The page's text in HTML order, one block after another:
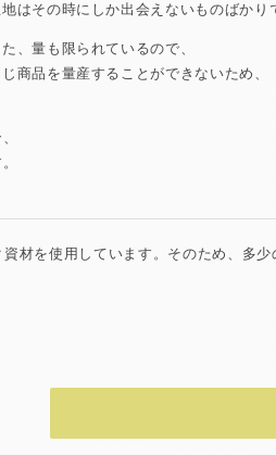
はその時にしか出会えないものばかり
た、量も限られているので、
じ商品を量産することができないため、
材を使用しています。そのため、多